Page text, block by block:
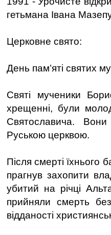
гетьмана Івана
Церковне свято:
День пам’яті святих
Святі мученики
хрещенні, були
Святославича.
Руською церквою.
Після смерті їхнього
прагнув захопити
убитий на річці
прийняли смерть
відданості